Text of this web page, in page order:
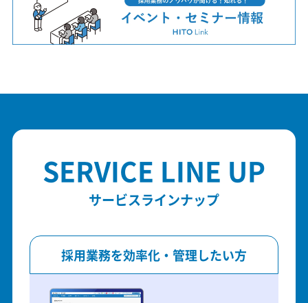
SERVICE LINE UP
サービスラインナップ
採用業務を効率化・管理したい方